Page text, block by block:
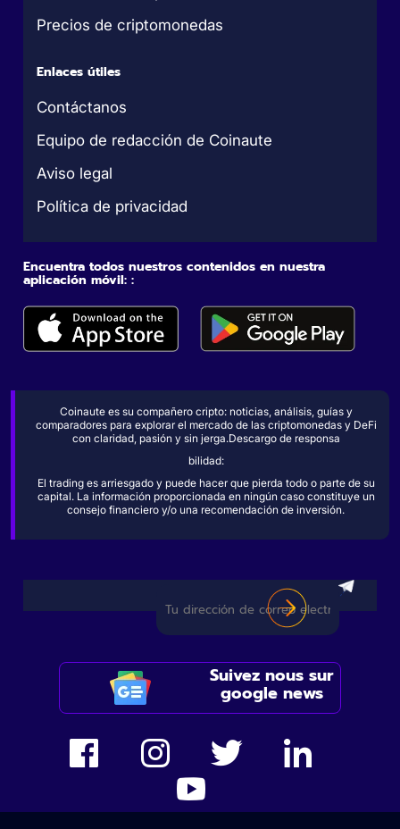
Precios de criptomonedas
Enlaces útiles
Contáctanos
Equipo de redacción de Coinaute
Aviso legal
Política de privacidad
Encuentra todos nuestros contenidos en nuestra
aplicación móvil: :
Coinaute es su compañero cripto: noticias, análisis, guías y
comparadores para explorar el mercado de las criptomonedas y DeFi
con claridad, pasión y sin jerga.Descargo de responsa
bilidad:
El trading es arriesgado y puede hacer que pierda todo o parte de su
capital. La información proporcionada en ningún caso constituye un
consejo financiero y/o una recomendación de inversión.
Suivez nous sur
google news